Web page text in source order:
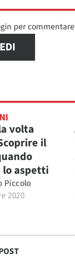
per commentare
volta
il
lo aspetti
Piccolo
2020